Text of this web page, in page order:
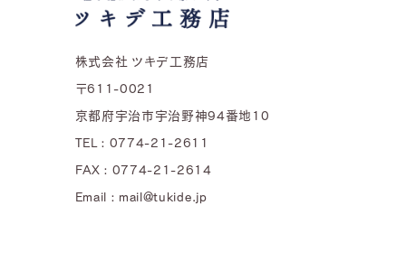
株式会社 ツキデ工務店
〒611-0021
京都府宇治市宇治野神94番地10
TEL : 0774-21-2611
FAX : 0774-21-2614
Email : mail@tukide.jp